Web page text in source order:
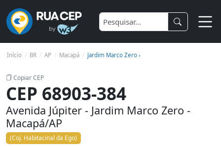
Início BR AP Macapá Jardim Marco Zero ›
Copiar CEP
CEP 68903-384
Avenida Júpiter - Jardim Marco Zero -
Macapá/AP
(Coj. Habitacinal da Ego)